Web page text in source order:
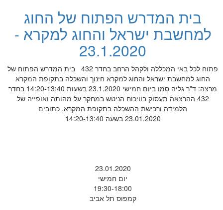
בית המדרש הפתוח של החוג
למחשבת ישראל והחוג למקרא -
23.1.2020
פתוח לכל באי המכללה ולקהל הרחב בחדר 432 בית המדרש הפתוח של
החוג למחשבת ישראל והחוג למקרא חינוך והשכלה בתקופת המקרא
מרצה: ד"ר גליה סמו ביום חמישי 23.1.2020 בשעות 14:20-13:40 בחדר
432 ההרצאה תעסוק בוויכוח הניטש במחקר על מהותה ואופייה של
הלמידה ורכישת ההשכלה בתקופת המקרא. כתובים
23.01.2020 בשעה 14:20-13:40
23.01.2020
יום חמישי
19:30-18:00
קמפוס תל אביב